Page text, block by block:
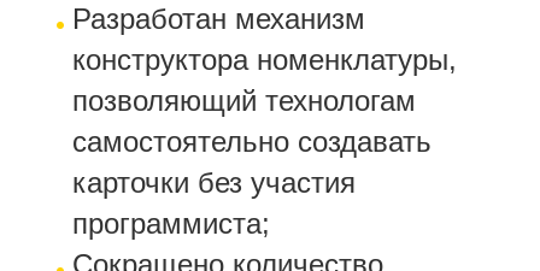
Разработан механизм
конструктора номенклатуры,
позволяющий технологам
самостоятельно создавать
карточки без участия
программиста;
Сокращено количество